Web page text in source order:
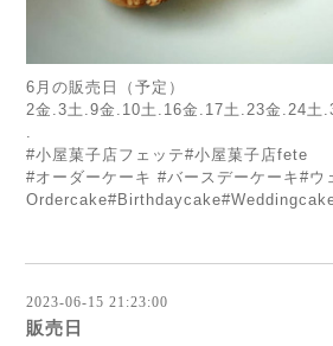
6月の販売日（予定）
2金.3土.9金.10土.16金.17土.23金.24土.
.
#小屋菓子店フェッテ#小屋菓子店fete
#オーダーケーキ #バースデーケーキ#ウ
Ordercake#
2023-06-15 21:23:00
販売日